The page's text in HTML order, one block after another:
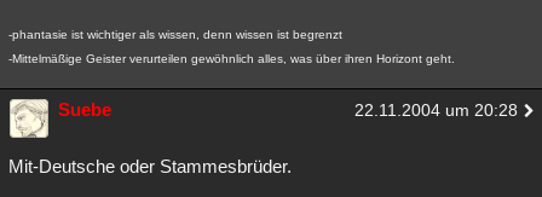
-phantasie ist wichtiger als wissen, denn wissen ist begrenzt
-Mittelmäßige Geister verurteilen gewöhnlich alles, was über ihren Horizont geht.
Suebe 22.11.2004 um 20:28
Mit-Deutsche oder Stammesbrüder.